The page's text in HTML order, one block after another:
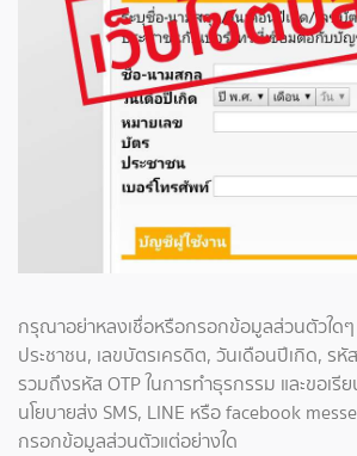
กรุณาอย่าหลงเชื่อหรือกรอกข้อมูลส่วนตัวใดๆ
ประชาชน, เลขบัตรเครดิต, วันเดือนปีเกิด, รหั
รวมถึงรหัส OTP ในการทําธุรกรรม และขอเรี
นโยบายส่ง SMS, LINE หรือ facebook
กรอกข้อมูลส่วนตัวแต่อย่างใด